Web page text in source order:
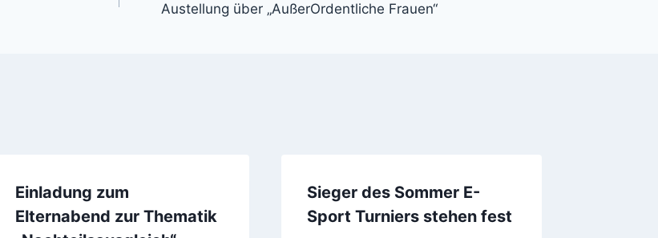
Austellung über „AußerOrdentliche Frauen“
Einladung zum
Elternabend zur Thematik
Sieger des Sommer E-
Sport Turniers stehen fest